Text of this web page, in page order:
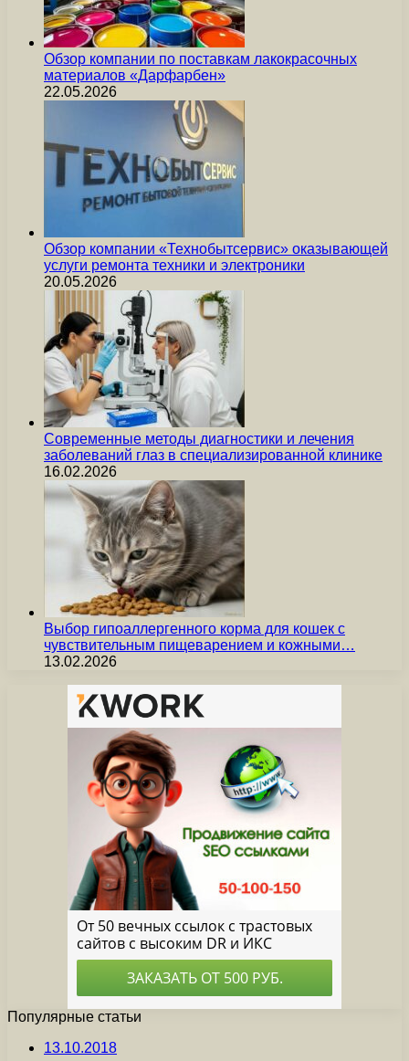
Обзор компании по поставкам лакокрасочных
материалов «Дарфарбен»
22.05.2026
Обзор компании «Технобытсервис» оказывающей
услуги ремонта техники и электроники
20.05.2026
Современные методы диагностики и лечения
заболеваний глаз в специализированной клинике
16.02.2026
Выбор гипоаллергенного корма для кошек с
чувствительным пищеварением и кожными…
13.02.2026
Популярные статьи
13.10.2018